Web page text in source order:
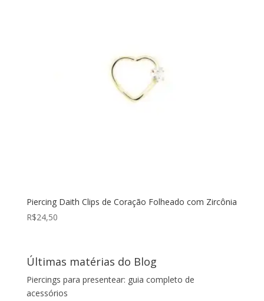
Piercing Daith Clips de Coração Folheado com Zircônia
R$24,50
Últimas matérias do Blog
Piercings para presentear: guia completo de
acessórios